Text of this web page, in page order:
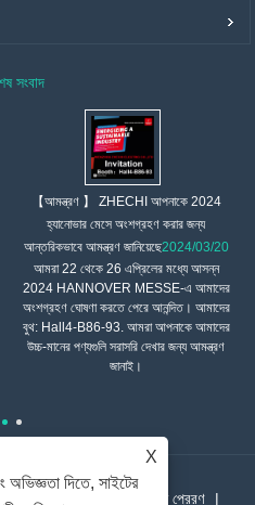
সংবাদ
【আমন্ত্রণ 】 ZHECHI আপনাকে 2024
হ্যানোভার মেসে অংশগ্রহণ করার জন্য
আন্তরিকভাবে আমন্ত্রণ জানিয়েছে2024/03/20
আমরা 22 থেকে 26 এপ্রিলের মধ্যে আসন্ন
2024 HANNOVER MESSE-এ আমাদের
অংশগ্রহণ ঘোষণা করতে পেরে আনন্দিত। আমাদের
বুথ: Hall4-B86-93. আমরা আপনাকে আমাদের
উচ্চ-মানের পণ্যগুলি সরাসরি দেখার জন্য আমন্ত্রণ
জানাই।
তদন্ত প্রেরণ
X
দিতে, সাইটের